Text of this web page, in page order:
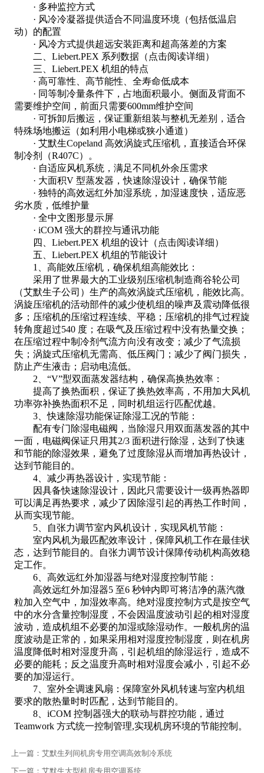
· 多种监控方式
· 风冷冷凝器提供适合不同温度环境（包括低温启
动）的配置
· 风冷方式提供超远安装距离和超高落差的方案
二、Liebert.PEX 系列数据（点击阅读详细）
三、Liebert.PEX 机组的特点
· 高可靠性、高节能性、全寿命低成本
· 同等制冷量条件下，占地面积最小。侧面及背面不
需要维护空间，前面只需要600mm维护空间
· 可拆卸后搬运，保证重新组装与整机无差别，适合
特殊场地搬运（如利用小电梯或狭小通道）
· 艾默生Copeland 高效涡旋式压缩机，直接适合环保
制冷剂（R407C）。
· 自适应风机系统，满足不同机外余压需求
· 大面积V 型蒸发器，快速除湿设计，确保节能
· 独特的高效远红外加湿系统，加湿速度快，适应恶
劣水质，低维护量
· 全中文图形显示屏
· iCOM 强大的群控与通讯功能
四、Liebert.PEX 机组的设计（点击阅读详细）
五、Liebert.PEX 机组的节能设计
1、高能效压缩机，确保机组高能效比：
采用了世界最大的工业级别压缩机制造商谷轮公司
（艾默生子公司）生产的高效涡旋式压缩机，能效比高。
涡旋压缩机的活动部件的减少使机组的噪声及震动降低很
多；压缩机的压缩过程连续、平稳；压缩机的排气过程旋
转角度超过540 度；在吸气及压缩过程中没有热量交换；
在压缩过程中制冷剂气流方向没有改变；减少了气流损
失；涡旋式压缩机无需高、低压阀门；减少了阀门损失，
防止产生液击；启动电流低。
2、“V”型双面蒸发器结构，确保高换热效率：
提高了换热面积，保证了换热效率高，不用加大风机
功率弥补换热面积不足，同时机组运行匹配优越。
3、快速除湿功能保证除湿工况的节能：
配有专门除湿电磁阀，当除湿只用双面蒸发器的其中
一面，电磁阀保证只用其2/3 面积进行除湿，达到了快速
和节能的除湿效果，避免了过度除湿从而增加再热设计，
达到节能目的。
4、减少再热器设计，实现节能：
因具备快速除湿设计，因此只需要设计一级再热器即
可以满足再热要求，减少了因除湿引起的再热工作时间，
从而实现节能。
5、自张力调节室内风机设计，实现风机节能：
室内风机为最匹配效率设计，保障风机工作在最佳状
态，达到节能目的。自张力调节设计保障传动机构高效稳
定工作。
6、高效远红外加湿器与绝对湿度控制节能：
高效远红外加湿器5 至6 秒钟内即可将洁净的蒸汽微
粒加入空气中，加湿效率高。绝对湿度控制方式是按空气
中的水分含量控制湿度，不会因温度波动引起的相对湿度
波动，造成机组不必要的加湿或除湿动作。一般机房的温
度波动是正常的，如果采用相对湿度控制湿度，则在机房
温度降低时相对湿度升高，引起机组的除湿运行，造成不
必要的能耗；反之温度升高时相对湿度会减小，引起不必
要的加湿运行。
7、室外全调速风扇：保障室外风机转速与室内机组
要求的散热量时时匹配，达到节能目的。
8、iCOM 控制器强大的联动与群控功能，通过
Teamwork 方式统一控制管理,实现机房环境的节能控制。
上一篇： 艾默生列间机房专用空调高效制冷系统
下一篇： 艾默生大型机房专用空调系统